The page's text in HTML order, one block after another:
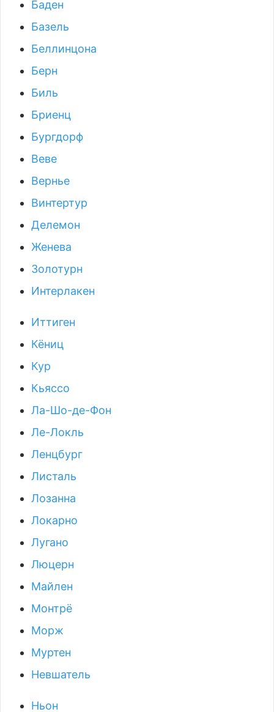
Баден
Базель
Беллинцона
Берн
Биль
Бриенц
Бургдорф
Веве
Вернье
Винтертур
Делемон
Женева
Золотурн
Интерлакен
Иттиген
Кёниц
Кур
Кьяссо
Ла-Шо-де-Фон
Ле-Локль
Ленцбург
Листаль
Лозанна
Локарно
Лугано
Люцерн
Майлен
Монтрё
Морж
Муртен
Невшатель
Ньон